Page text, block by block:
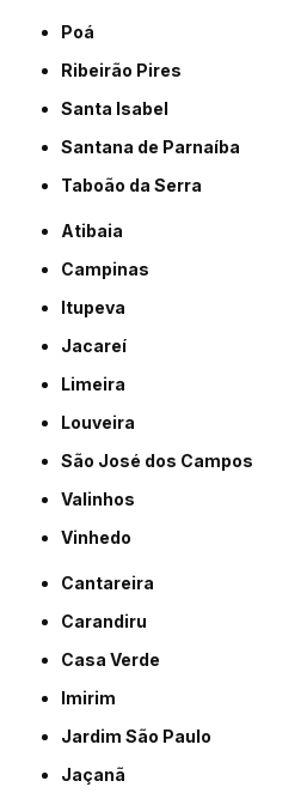
Poá
Ribeirão Pires
Santa Isabel
Santana de Parnaíba
Taboão da Serra
Atibaia
Campinas
Itupeva
Jacareí
Limeira
Louveira
São José dos Campos
Valinhos
Vinhedo
Cantareira
Carandiru
Casa Verde
Imirim
Jardim São Paulo
Jaçanã